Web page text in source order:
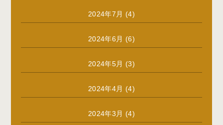
2024年7月 (4)
2024年6月 (6)
2024年5月 (3)
2024年4月 (4)
2024年3月 (4)